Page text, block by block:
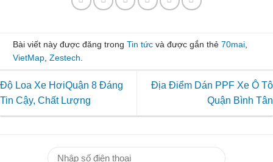
Bài viết này được đăng trong Tin tức và được gắn thẻ 70mai
VietMap Zestech
Độ Loa Xe HơiQuận 8 Đáng
Tin Cậy, Chất Lượng
Địa Điểm Dán PPF Xe Ô Tô
Quận Bình Tân